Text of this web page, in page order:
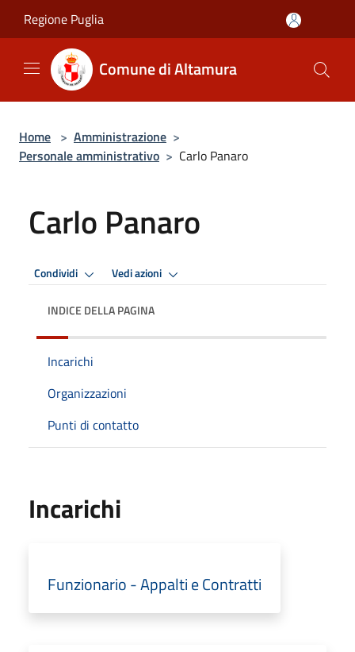
Regione Puglia
Comune di Altamura
Home > Amministrazione >
Personale amministrativo > Carlo Panaro
Carlo Panaro
Condividi Vedi azioni
INDICE DELLA PAGINA
Incarichi
Organizzazioni
Punti di contatto
Incarichi
Funzionario - Appalti e Contratti